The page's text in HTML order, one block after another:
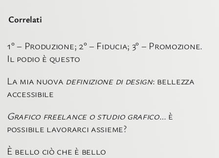
Correlati
1° – Produzione; 2° – Fiducia; 3° – Promozione.
Il podio è questo
La mia nuova definizione di design: bellezza
accessibile
Grafico freelance o studio grafico… è
possibile lavorarci assieme?
È bello ciò che è bello